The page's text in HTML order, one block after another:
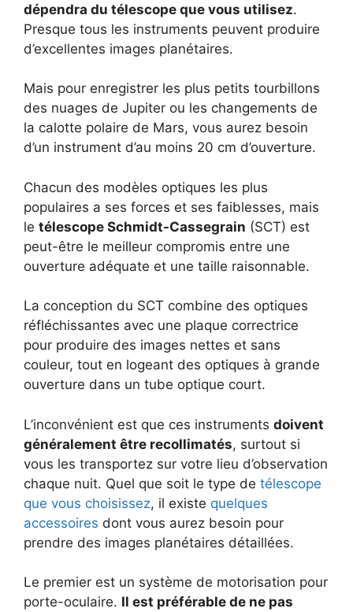
dépendra du télescope que vous utilisez.
Presque tous les instruments peuvent produire
d’excellentes images planétaires.
Mais pour enregistrer les plus petits tourbillons
des nuages de Jupiter ou les changements de
la calotte polaire de Mars, vous aurez besoin
d’un instrument d’au moins 20 cm d’ouverture.
Chacun des modèles optiques les plus
populaires a ses forces et ses faiblesses, mais
le télescope Schmidt-Cassegrain (SCT) est
peut-être le meilleur compromis entre une
ouverture adéquate et une taille raisonnable.
La conception du SCT combine des optiques
réfléchissantes avec une plaque correctrice
pour produire des images nettes et sans
couleur, tout en logeant des optiques à grande
ouverture dans un tube optique court.
L’inconvénient est que ces instruments doivent
généralement être recollimatés, surtout si
vous les transportez sur votre lieu d’observation
chaque nuit. Quel que soit le type de télescope
que vous choisissez, il existe quelques
accessoires dont vous aurez besoin pour
prendre des images planétaires détaillées.
Le premier est un système de motorisation pour
porte-oculaire. Il est préférable de ne pas